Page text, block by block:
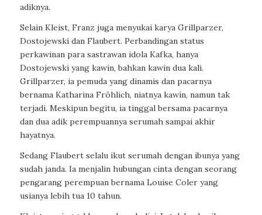
adiknya.
Selain Kleist, Franz juga menyukai karya Grillparzer,
Dostojewski dan Flaubert. Perbandingan status
perkawinan para sastrawan idola Kafka, hanya
Dostojewski yang kawin, bahkan kawin dua kali.
Grillparzer, ia pemuda yang dinamis dan pacarnya
bernama Katharina Fröhlich, niatnya kawin, namun tak
terjadi. Meskipun begitu, ia tinggal bersama pacarnya
dan dua adik perempuannya serumah sampai akhir
hayatnya.
Sedang Flaubert selalu ikut serumah dengan ibunya yang
sudah janda. Ia menjalin hubungan cinta dengan seorang
pengarang perempuan bernama Louise Coler yang
usianya lebih tua 10 tahun.